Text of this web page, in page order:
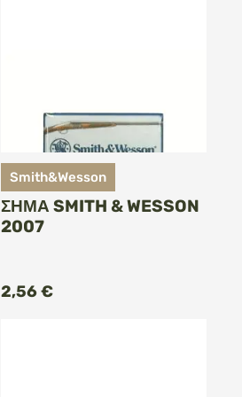
Smith&Wesson
ΣΉΜΑ SMITH & WESSON
2007
2,56 €